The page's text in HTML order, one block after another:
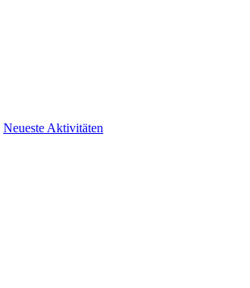
Neueste Aktivitäten